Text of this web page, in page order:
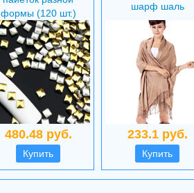
формы (120 шт.)
480.48 руб.
Купить
шарф шаль
233.1 руб.
Купить